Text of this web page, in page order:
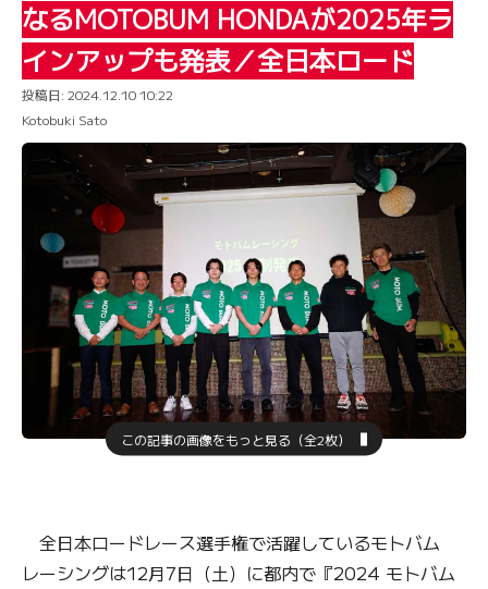
なるMOTOBUM HONDAが2025年ラ
インアップも発表／全日本ロード
投稿日: 2024.12.10 10:22
Kotobuki Sato
この記事の画像をもっと見る（全2枚）
全日本ロードレース選手権で活躍しているモトバム
レーシングは12月7日（土）に都内で『2024 モトバム